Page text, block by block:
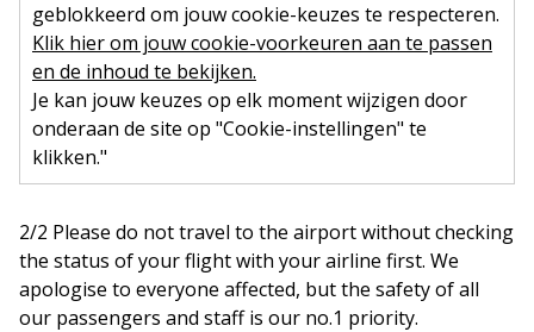
geblokkeerd om jouw cookie-keuzes te respecteren.
Klik hier om jouw cookie-voorkeuren aan te passen
en de inhoud te bekijken.
Je kan jouw keuzes op elk moment wijzigen door
onderaan de site op "Cookie-instellingen" te
klikken."
2/2 Please do not travel to the airport without checking
the status of your flight with your airline first. We
apologise to everyone affected, but the safety of all
our passengers and staff is our no.1 priority.